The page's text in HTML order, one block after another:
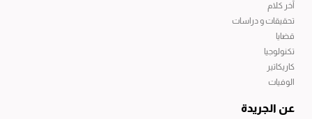
آخر كلام
تحقيقات و دراسات
قضايا
تكنولوجيا
كاريكاتير
الوفيات
عن الجريدة